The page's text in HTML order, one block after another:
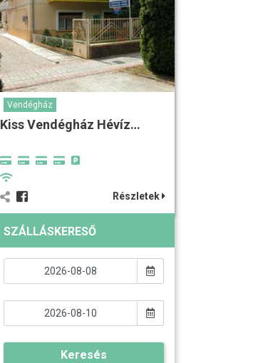
Vendégház
Kiss Vendégház Hévíz…
Részletek
SZÁLLÁSKERESŐ
Keresés